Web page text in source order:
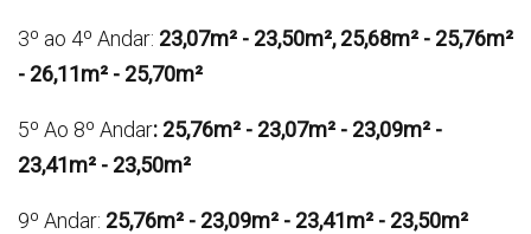
3º ao 4º Andar: 23,07m² - 23,50m², 25,68m² - 25,76m²
- 26,11m² - 25,70m²
5º Ao 8º Andar: 25,76m² - 23,07m² - 23,09m² -
23,41m² - 23,50m²
9º Andar: 25,76m² - 23,09m² - 23,41m² - 23,50m²